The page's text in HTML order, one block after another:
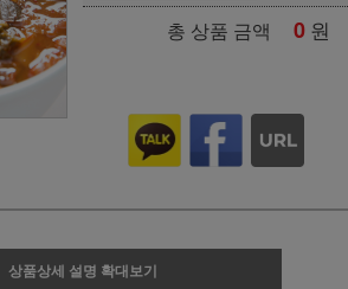
총 상품 금액 0 원
상품상세 설명 확대보기